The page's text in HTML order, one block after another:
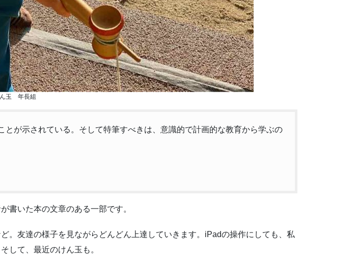
玉 年長組
が示されている。そして特筆すべきは、意識的で計画的な教育から学ぶの
書いた本の文章のある一部です。
。友達の様子を見ながらどんどん上達していきます。iPadの操作にしても、私
して、最近のけん玉も。